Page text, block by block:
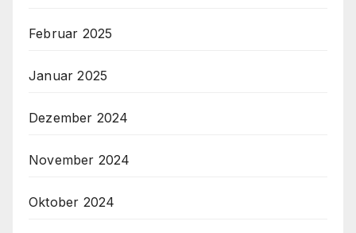
Februar 2025
Januar 2025
Dezember 2024
November 2024
Oktober 2024